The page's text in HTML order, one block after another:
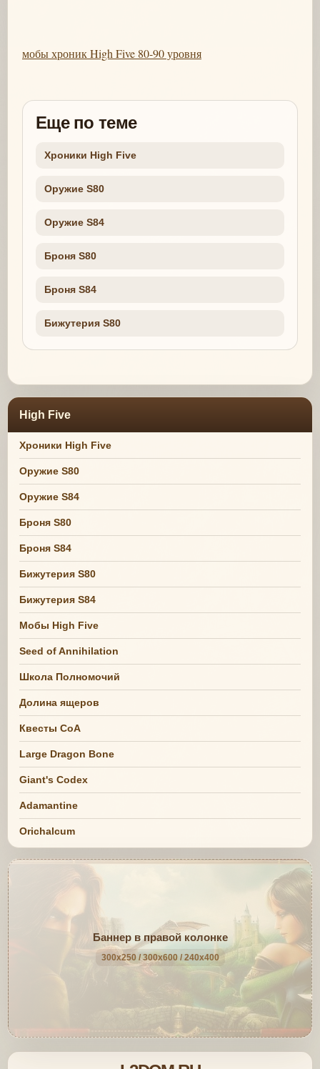
мобы хроник High Five 80-90 уровня
Еще по теме
Хроники High Five
Оружие S80
Оружие S84
Броня S80
Броня S84
Бижутерия S80
High Five
Хроники High Five
Оружие S80
Оружие S84
Броня S80
Броня S84
Бижутерия S80
Бижутерия S84
Мобы High Five
Seed of Annihilation
Школа Полномочий
Долина ящеров
Квесты СоА
Large Dragon Bone
Giant's Codex
Adamantine
Orichalcum
Баннер в правой колонке
300x250 / 300x600 / 240x400